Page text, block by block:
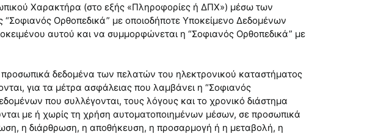
Χαρακτήρα (στο εξής «Πληροφορίες ή ΔΠΧ») μέσω των
Ορθοπεδικά” με οποιοδήποτε Υποκείμενο Δεδομένων
αυτού και να συμμορφώνεται η “Σοφιανός Ορθοπεδικά” με
προσωπικά δεδομένα των πελατών του ηλεκτρονικού καταστήματος
για τα μέτρα ασφάλειας που λαμβάνει η “Σοφιανός
που συλλέγονται, τους λόγους και το χρονικό διάστημα
με ή χωρίς τη χρήση αυτοματοποιημένων μέσων, σε προσωπικά
η διάρθρωση, η αποθήκευση, η προσαρμογή ή η μεταβολή, η